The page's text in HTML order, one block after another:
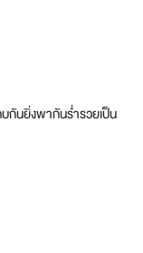
กันยิ่งพากันร่ำรวยเป็น